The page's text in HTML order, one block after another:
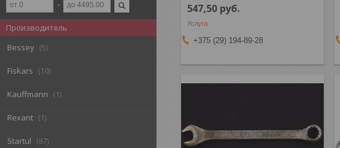
Производитель
Bessey
5
Fiskars 10
Kauffmann 1
Rexant 1
Startul 87
547,50 руб.
Услуга
+375 (29) 194-89-28